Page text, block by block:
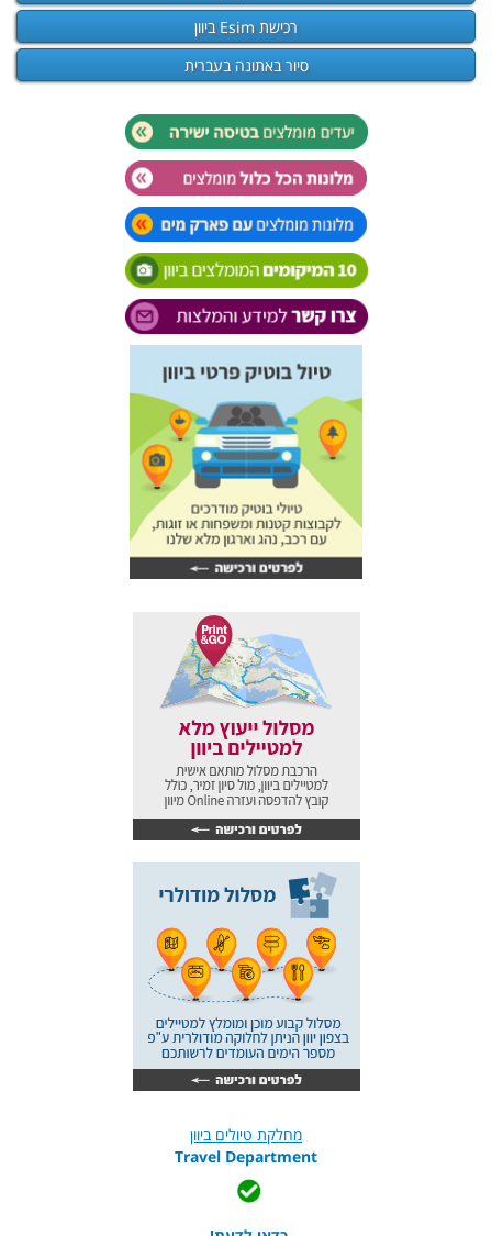
רכישת Esim ביוון
סיור באתונה בעברית
מחלקת טיולים ביוון
Travel Department